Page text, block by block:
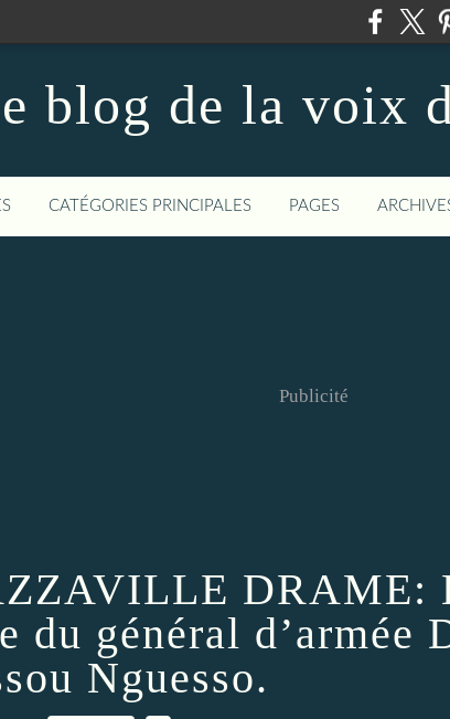
blog de la voix
CATÉGORIES PRINCIPALES PAGES
Publicité
DRAME:
du général d’armée
Nguesso.